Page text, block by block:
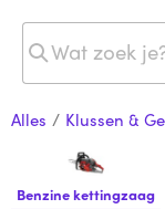
Alles / Klussen &
Benzine kettingzaag